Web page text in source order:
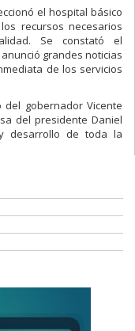
el hospital básico
recursos necesarios
Se constató el
grandes noticias
de los servicios
del gobernador Vicente
del presidente Daniel
desarrollo de toda la